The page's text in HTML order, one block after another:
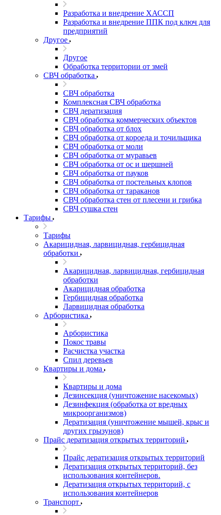
Разработка и внедрение ХАССП
Разработка и внедрение ППК под ключ для
предприятий
Другое
Другое
Обработка территории от змей
СВЧ обработка
СВЧ обработка
Комплексная СВЧ обработка
СВЧ дератизация
СВЧ обработка коммерческих объектов
СВЧ обработка от блох
СВЧ обработка от короеда и точильщика
СВЧ обработка от моли
СВЧ обработка от муравьев
СВЧ обработка от ос и шершней
СВЧ обработка от пауков
СВЧ обработка от постельных клопов
СВЧ обработка от тараканов
СВЧ обработка стен от плесени и грибка
СВЧ сушка стен
Тарифы
Тарифы
Акарицидная, ларвицидная, гербицидная
обработки
Акарицидная, ларвицидная, гербицидная
обработки
Акарицидная обработка
Гербицидная обработка
Ларвицидная обработка
Арбористика
Арбористика
Покос травы
Расчистка участка
Спил деревьев
Квартиры и дома
Квартиры и дома
Дезинсекция (уничтожение насекомых)
Дезинфекция (обработка от вредных
микроорганизмов)
Дератизация (уничтожение мышей, крыс и
других грызунов)
Прайс дератизация открытых территорий
Прайс дератизация открытых территорий
Дератизация открытых территорий, без
использования контейнеров.
Дератизация открытых территорий, с
использования контейнеров
Транспорт